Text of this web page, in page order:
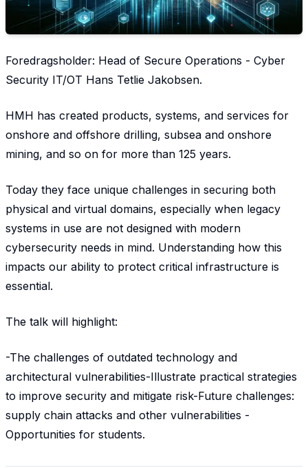
Foredragsholder: Head of Secure Operations - Cyber
Security IT/OT Hans Tetlie Jakobsen.
HMH has created products, systems, and services for
onshore and offshore drilling, subsea and onshore
mining, and so on for more than 125 years.
Today they face unique challenges in securing both
physical and virtual domains, especially when legacy
systems in use are not designed with modern
cybersecurity needs in mind. Understanding how this
impacts our ability to protect critical infrastructure is
essential.
The talk will highlight:
-The challenges of outdated technology and
architectural vulnerabilities-Illustrate practical strategies
to improve security and mitigate risk-Future challenges:
supply chain attacks and other vulnerabilities -
Opportunities for students.